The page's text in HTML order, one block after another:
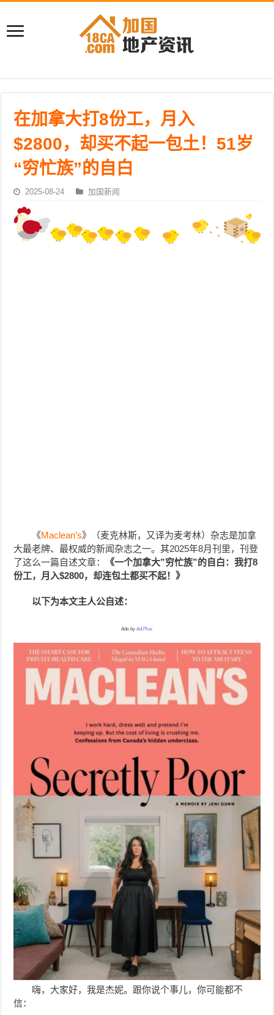
在加拿大打8份工，月入
$2800，却买不起一包土！51岁
“穷忙族”的自白
2025-08-24 加国新闻
《Maclean’s》（麦克林斯，又译为麦考林）杂志是加拿
大最老牌、最权威的新闻杂志之一。其2025年8月刊里，刊登
了这么一篇自述文章：
《一个加拿大”穷忙族”的自白：我打8
份工，月入$2800，却连包土都买不起！》
以下为本文主人公自述：
Ads byAd.Plus
嗨，大家好，我是杰妮。跟你说个事儿，你可能都不
信：